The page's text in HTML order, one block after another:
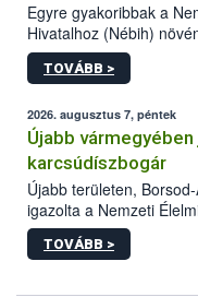
Egyre gyakoribbak a
Hivatalhoz (Nébih)
honlapok kapcsán
termékeket kínáló kéretlen online reklámok
összegyűjtötte az
előforduló árulkodó
vásárlás kockázatait.
TOVÁBB >
2026. augusztus 7, péntek
Újabb
karcsúdíszbogár
Újabb területen,
igazolta a Nemzeti
kőrisrontó
kártevőt nem csak
az intenzív felderítést,
TOVÁBB >